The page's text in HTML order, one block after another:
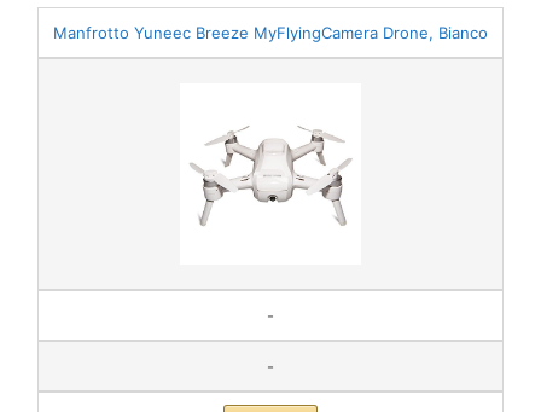
Manfrotto Yuneec Breeze MyFlyingCamera Drone, Bianco
-
-